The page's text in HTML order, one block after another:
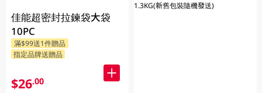
佳能超密封拉鍊袋大袋
10PC
滿$99送1件贈品
指定品牌送贈品
$26.00